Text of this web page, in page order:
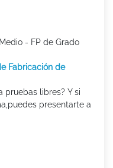
- FP de Grado
Fabricación de
pruebas libres? Y si
presentarte a